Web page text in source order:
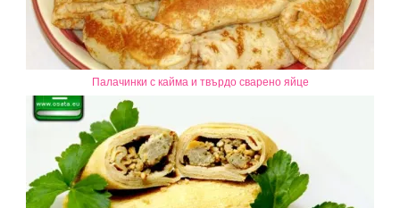
Палачинки с кайма и твърдо сварено яйце